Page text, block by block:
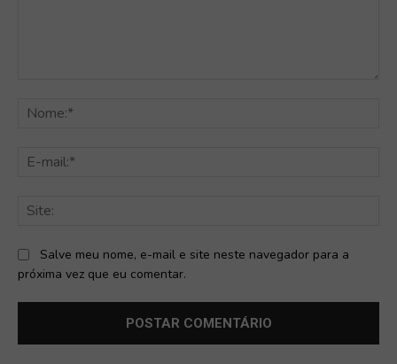
Salve meu nome, e-mail e site neste navegador para a
próxima vez que eu comentar.